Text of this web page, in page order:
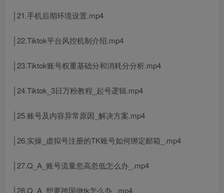
│21.手机后期环境设置.mp4
│22.Tiktok平台风控机制介绍.mp4
│23.Tiktok账号权重基础分和消耗分分析.mp4
│24.Tiktok_3日万粉教程_起号逻辑.mp4
│25.账号及内容异常原因_解决方案.mp4
│26.实操_虚拟号注册的TK账号如何绑定邮箱_.mp4
│27.Q_A_账号流量忽高忽低怎么办_.mp4
│28.Q_A_想要跨国做tk怎么办_.mp4